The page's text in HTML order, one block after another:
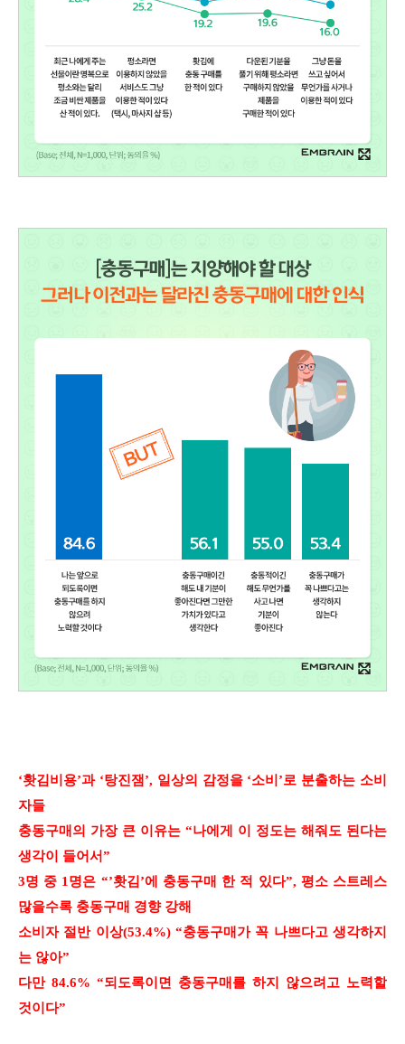
‘홧김비용’과 ‘탕진잼’, 일상의 감정을 ‘소비’로 분출하는 소비
자들
충동구매의 가장 큰 이유는 “나에게 이 정도는 해줘도 된다는
생각이 들어서”
3명 중 1명은 “’홧김’에 충동구매 한 적 있다”, 평소 스트레스
많을수록 충동구매 경향 강해
소비자 절반 이상(53.4%) “충동구매가 꼭 나쁘다고 생각하지
는 않아”
다만 84.6% “되도록이면 충동구매를 하지 않으려고 노력할
것이다”